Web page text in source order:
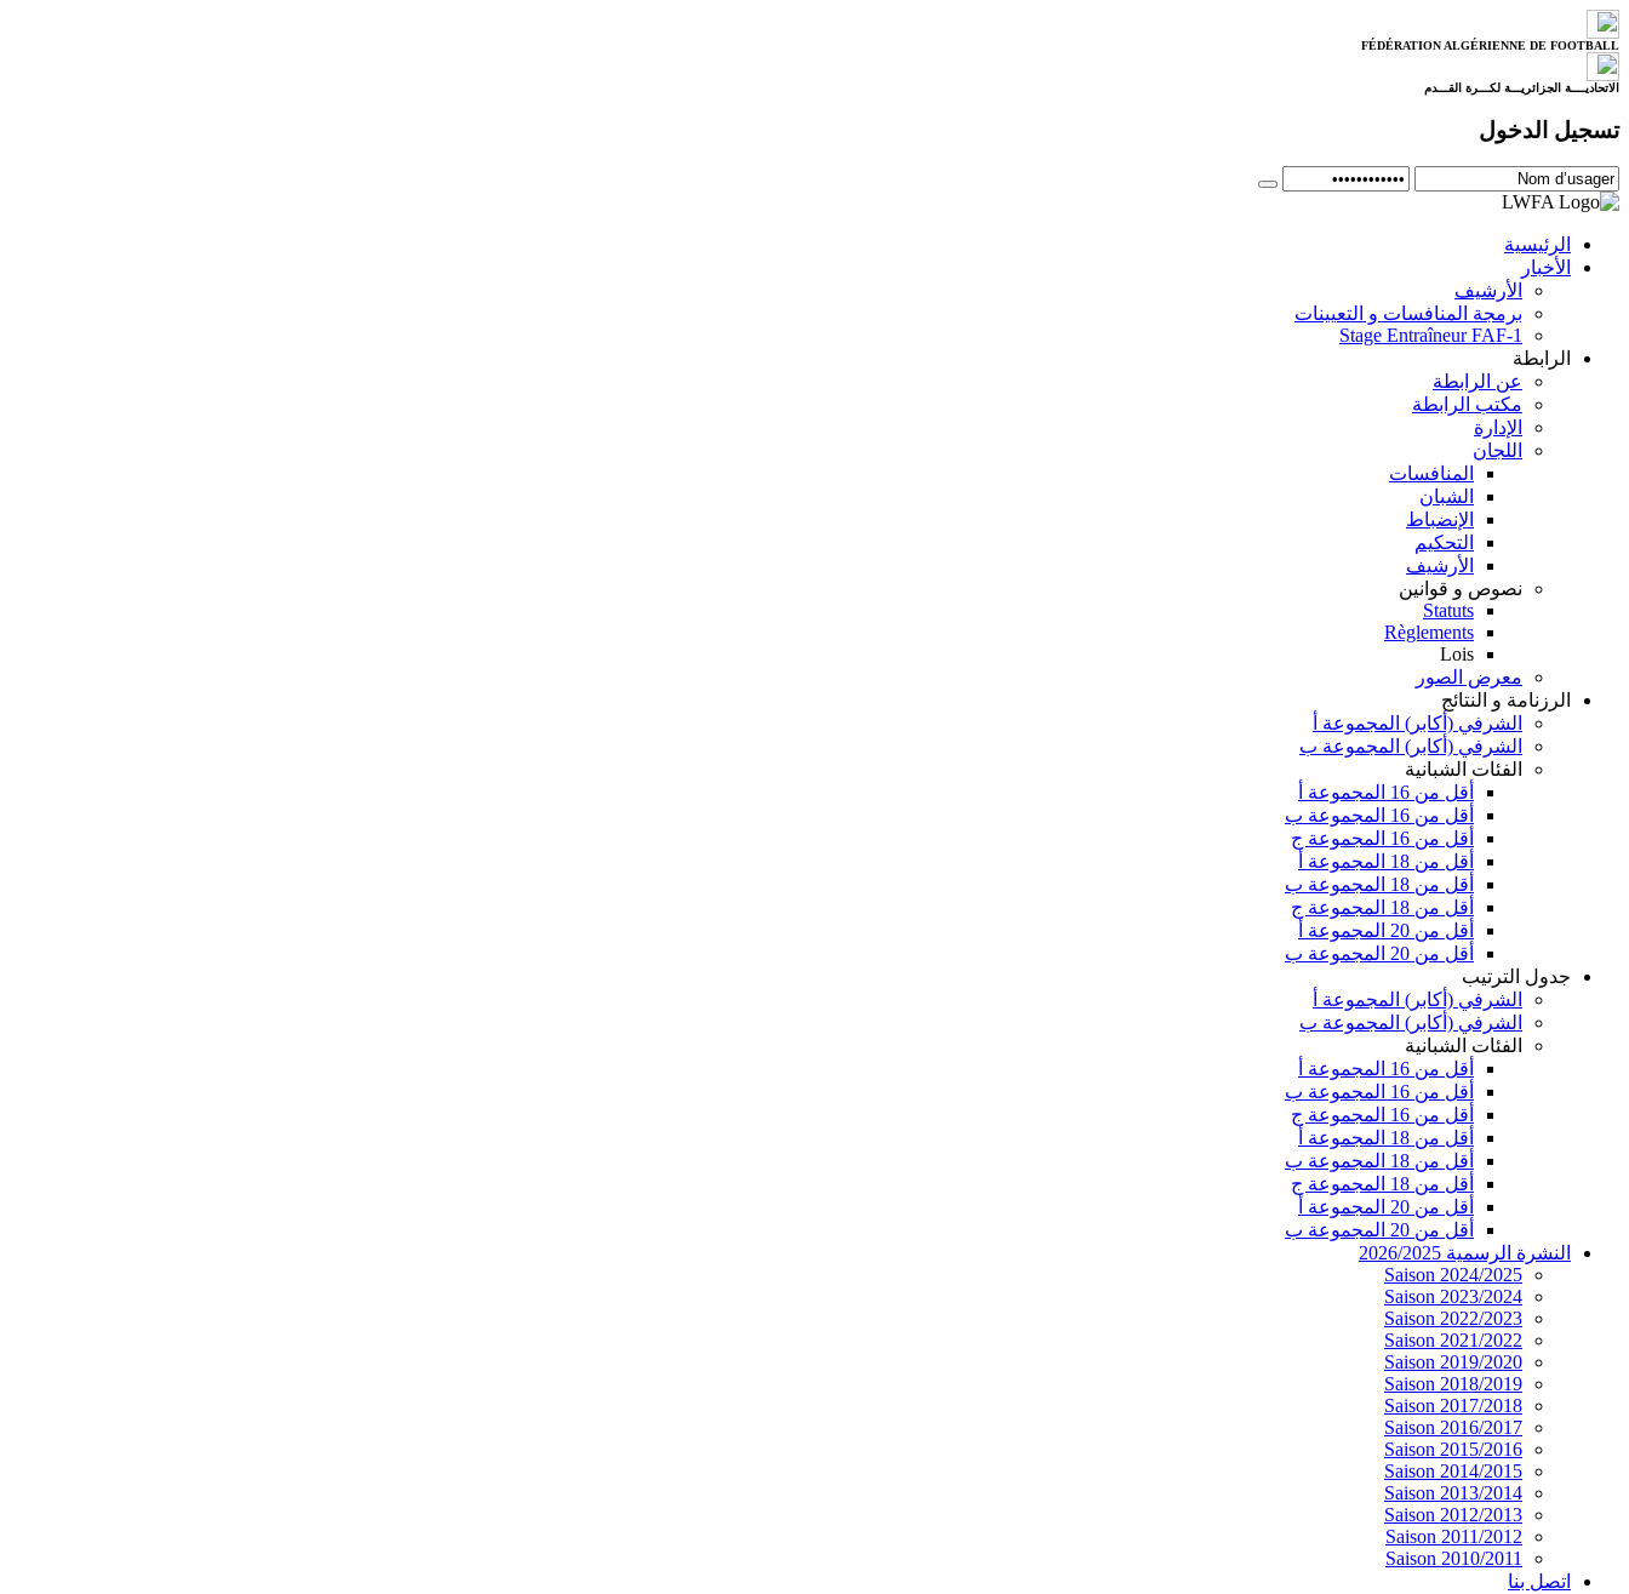
FÉDÉRATION ALGÉRIENNE DE FOOTBALL
الاتحاديــــة الجزائريـــة لكـــرة القـــدم
تسجيل الدخول
الرئيسية
الأخبار
الأرشيف
برمجة المنافسات و التعيينات
Stage Entraîneur FAF-1
الرابطة
عن الرابطة
مكتب الرابطة
الإدارة
اللجان
المنافسات
الشبان
الإنضباط
التحكيم
الأرشيف
نصوص و قوانين
Statuts
Règlements
Lois
معرض الصور
الرزنامة و النتائج
الشرفي (أكابر) المجموعة أ
الشرفي (أكابر) المجموعة ب
الفئات الشبانية
أقل من 16 المجموعة أ
أقل من 16 المجموعة ب
أقل من 16 المجموعة ج
أقل من 18 المجموعة أ
أقل من 18 المجموعة ب
أقل من 18 المجموعة ج
أقل من 20 المجموعة أ
أقل من 20 المجموعة ب
جدول الترتيب
الشرفي (أكابر) المجموعة أ
الشرفي (أكابر) المجموعة ب
الفئات الشبانية
أقل من 16 المجموعة أ
أقل من 16 المجموعة ب
أقل من 16 المجموعة ج
أقل من 18 المجموعة أ
أقل من 18 المجموعة ب
أقل من 18 المجموعة ج
أقل من 20 المجموعة أ
أقل من 20 المجموعة ب
النشرة الرسمية 2026/2025
Saison 2024/2025
Saison 2023/2024
Saison 2022/2023
Saison 2021/2022
Saison 2019/2020
Saison 2018/2019
Saison 2017/2018
Saison 2016/2017
Saison 2015/2016
Saison 2014/2015
Saison 2013/2014
Saison 2012/2013
Saison 2011/2012
Saison 2010/2011
اتصل بنا